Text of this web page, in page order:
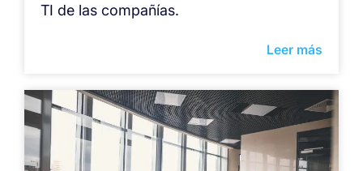
TI de las compañías.
Leer más